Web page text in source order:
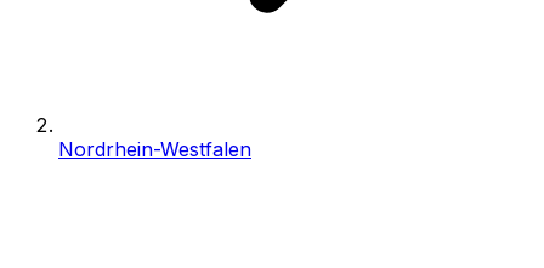
Nordrhein-Westfalen